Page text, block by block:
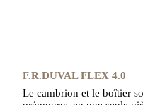
F.R.DUVAL FLEX 4.0
Le cambrion et le boîtier